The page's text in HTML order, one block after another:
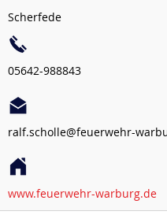
Scherfede
05642-988843
ralf.scholle@feuerwehr-
www.feuerwehr-warburg.de